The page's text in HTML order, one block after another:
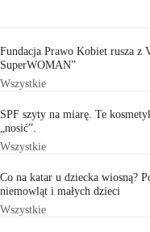
Fundacja Prawo Kobiet rusza z
SuperWOMAN”
Wszystkie
SPF szyty na miarę. Te
„nosić”.
Wszystkie
Co na katar u dziecka wiosną?
niemowląt i małych dzieci
Wszystkie